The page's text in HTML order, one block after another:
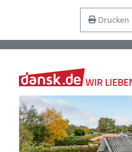
Drucken